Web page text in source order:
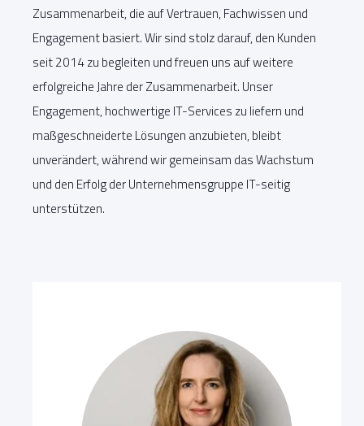
Zusammenarbeit, die auf Vertrauen, Fachwissen und
Engagement basiert. Wir sind stolz darauf, den Kunden
seit 2014 zu begleiten und freuen uns auf weitere
erfolgreiche Jahre der Zusammenarbeit. Unser
Engagement, hochwertige IT-Services zu liefern und
maßgeschneiderte Lösungen anzubieten, bleibt
unverändert, während wir gemeinsam das Wachstum
und den Erfolg der Unternehmensgruppe IT-seitig
unterstützen.